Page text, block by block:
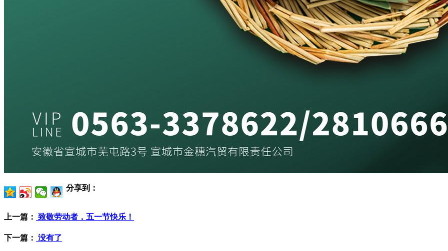
分享到：
上一篇： 致敬劳动者，五一节快乐！
下一篇： 没有了